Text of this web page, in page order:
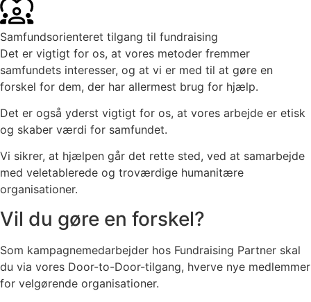
Samfundsorienteret tilgang til fundraising
Det er vigtigt for os, at vores metoder fremmer
samfundets interesser, og at vi er med til at gøre en
forskel for dem, der har allermest brug for hjælp.
Det er også yderst vigtigt for os, at vores arbejde er etisk
og skaber værdi for samfundet.
Vi sikrer, at hjælpen går det rette sted, ved at samarbejde
med veletablerede og troværdige humanitære
organisationer.
Vil du gøre en forskel?
Som kampagnemedarbejder hos Fundraising Partner skal
du via vores Door-to-Door-tilgang, hverve nye medlemmer
for velgørende organisationer.